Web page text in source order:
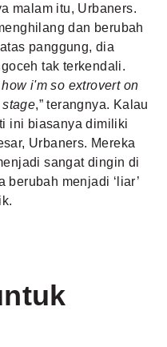
malam itu, Urbaners.
dan berubah
panggung, dia
tak terkendali.
how i'm so extrovert on
,” terangnya. Kalau
ini biasanya dimiliki
Urbaners. Mereka
sangat dingin di
berubah menjadi ‘liar’